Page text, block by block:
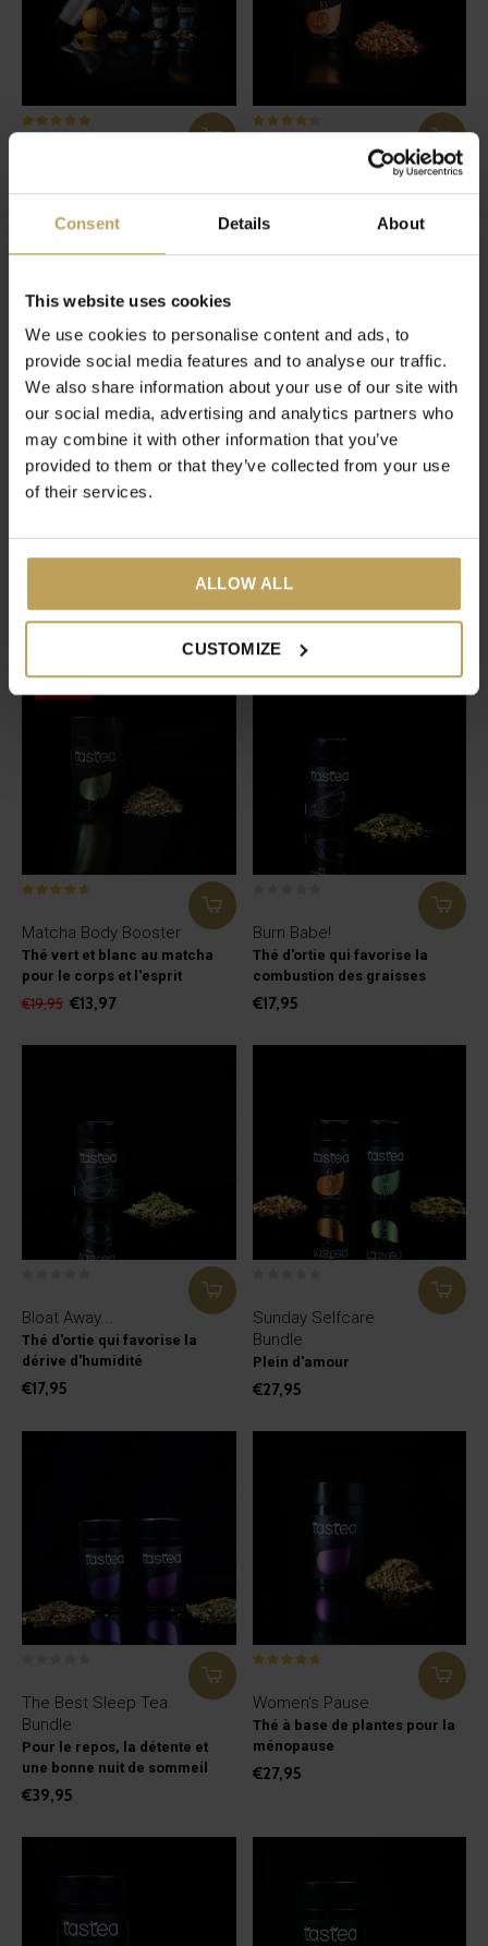
Consent Details About
This website uses cookies
We use cookies to personalise content and ads, to
provide social media features and to analyse our traffic.
We also share information about your use of our site with
our social media, advertising and analytics partners who
may combine it with other information that you’ve
provided to them or that they’ve collected from your use
of their services.
ALLOW ALL
CUSTOMIZE
€54,95 €22,95
€17,95
fruits pour un mode de vie sain
€17,95
Matcha Body Booster
Thé vert et blanc au matcha
pour le corps et l'esprit
€19,95 €13,97
Burn Babe!
Thé d'ortie qui favorise la
combustion des graisses
€17,95
Bloat Away...
Thé d'ortie qui favorise la
dérive d'humidité
€17,95
Sunday Selfcare
Bundle
Plein d'amour
€27,95
The Best Sleep Tea
Bundle
Pour le repos, la détente et
une bonne nuit de sommeil
€39,95
Women's Pause
Thé à base de plantes pour la
ménopause
€27,95